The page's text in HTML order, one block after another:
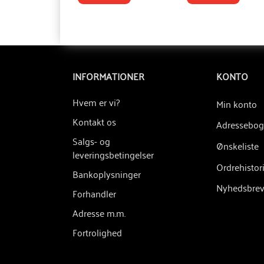
INFORMATIONER
Hvem er vi?
Kontakt os
Salgs- og
leveringsbetingelser
Bankoplysninger
Forhandler
Adresse m.m.
Fortrolighed
KONTO
Min konto
Adressebog
Ønskeliste
Nyhedsbrev